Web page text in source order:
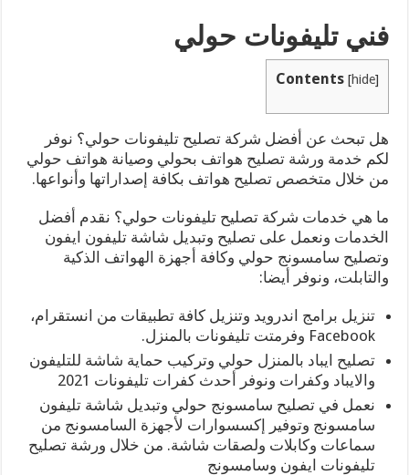
فني تليفونات حولي
Contents [hide]
هل تبحث عن أفضل شركة تصليح تليفونات حولي؟ نوفر
لكم خدمة ورشة تصليح هواتف بحولي وصيانة هواتف حولي
من خلال متخصص تصليح هواتف بكافة إصداراتها وأنواعها.
ما هي خدمات شركة تصليح تليفونات حولي؟ نقدم أفضل
الخدمات ونعمل على تصليح وتبديل شاشة تليفون ايفون
وتصليح سامسونج حولي وكافة أجهزة الهواتف الذكية
والتابلت، ونوفر أيضا:
تنزيل برامج اندرويد وتنزيل كافة تطبيقات من انستقرام،
Facebook وفرمتت تليفونات بالمنزل.
تصليح ايباد بالمنزل حولي وتركيب حماية شاشة للتليفون
والايباد وكفرات ونوفر أحدث كفرات تليفونات 2021
نعمل في تصليح سامسونج حولي وتبديل شاشة تليفون
سامسونج وتوفير إكسسوارات لأجهزة السامسونج من
سماعات وكابلات ولصقات شاشة. من خلال ورشة تصليح
تليفونات ايفون وسامسونج